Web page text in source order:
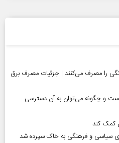
درصد برق خانگی را مصرف می‌کنند | جزئیات مصرف برق
و چگونه می‌توان به آن دسترسی
کمک کند
سیاسی و فرهنگی به خاک سپرده شد